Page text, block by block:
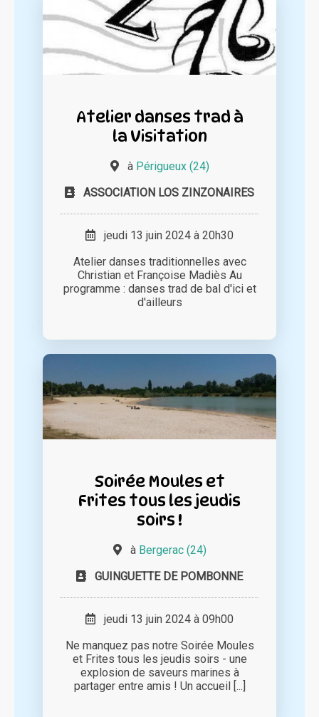
Atelier danses trad à
la Visitation
à Périgueux (24)
ASSOCIATION LOS ZINZONAIRES
jeudi 13 juin 2024 à 20h30
Atelier danses traditionnelles avec
Christian et Françoise Madiès Au
programme : danses trad de bal d'ici et
d'ailleurs
Soirée Moules et
Frites tous les jeudis
soirs !
à Bergerac (24)
GUINGUETTE DE POMBONNE
jeudi 13 juin 2024 à 09h00
Ne manquez pas notre Soirée Moules
et Frites tous les jeudis soirs - une
explosion de saveurs marines à
partager entre amis ! Un accueil [...]